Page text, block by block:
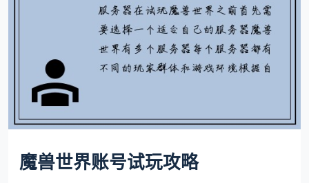
魔兽世界账号试玩攻略